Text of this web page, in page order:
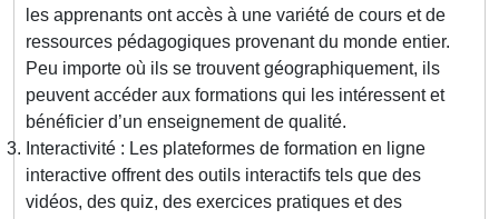
les apprenants ont accès à une variété de cours et de
ressources pédagogiques provenant du monde entier.
Peu importe où ils se trouvent géographiquement, ils
peuvent accéder aux formations qui les intéressent et
bénéficier d’un enseignement de qualité.
Interactivité : Les plateformes de formation en ligne
interactive offrent des outils interactifs tels que des
vidéos, des quiz, des exercices pratiques et des